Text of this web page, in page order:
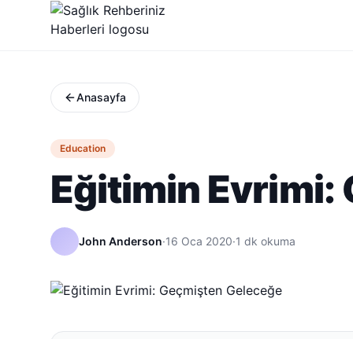
Anasayfa
Education
Eğitimin Evrimi:
John Anderson·16 Oca 2020·1 dk okuma